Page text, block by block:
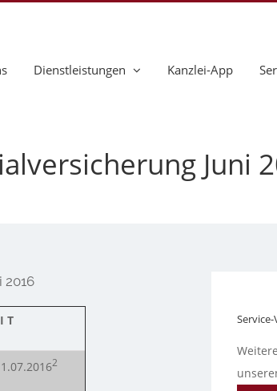
Dienstleistungen Kanzlei-App
Juni
T
2